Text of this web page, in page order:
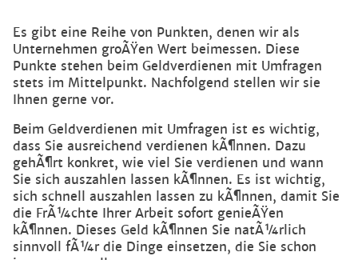
Es gibt eine Reihe von Punkten, denen wir als
Unternehmen groÃŸen Wert beimessen. Diese
Punkte stehen beim Geldverdienen mit Umfragen
stets im Mittelpunkt. Nachfolgend stellen wir sie
Ihnen gerne vor.
Beim Geldverdienen mit Umfragen ist es wichtig,
dass Sie ausreichend verdienen kÃ¶nnen. Dazu
gehÃ¶rt konkret, wie viel Sie verdienen und wann
Sie sich auszahlen lassen kÃ¶nnen. Es ist wichtig,
sich schnell auszahlen lassen zu kÃ¶nnen, damit Sie
die FrÃ¼chte Ihrer Arbeit sofort genieÃŸen
kÃ¶nnen. Dieses Geld kÃ¶nnen Sie natÃ¼rlich
sinnvoll fÃ¼r die Dinge einsetzen, die Sie schon